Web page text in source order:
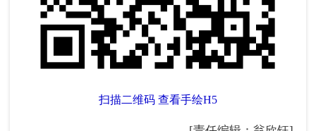
扫描二维码 查看手绘H5